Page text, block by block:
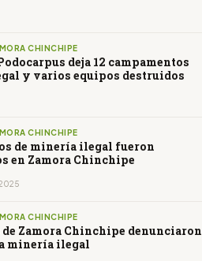
CHINCHIPE
deja 12 campamentos
y varios equipos destruidos
CHINCHIPE
de minería ilegal fueron
en Zamora Chinchipe
CHINCHIPE
de Zamora Chinchipe denunciaron
minería ilegal